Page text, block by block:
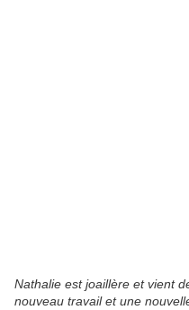
Nathalie est joaillère et vient
nouveau travail et une